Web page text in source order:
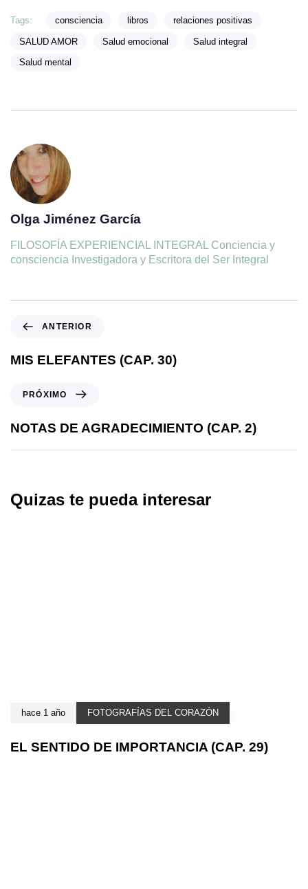
Tags: consciencia libros relaciones positivas
SALUD AMOR Salud emocional Salud integral
Salud mental
Olga Jiménez García
FILOSOFÍA EXPERIENCIAL INTEGRAL Conciencia y
consciencia Investigadora y Escritora del Ser Integral
ANTERIOR
MIS ELEFANTES (CAP. 30)
PRÓXIMO
NOTAS DE AGRADECIMIENTO (CAP. 2)
Quizas te pueda interesar
hace 1 año FOTOGRAFÍAS DEL CORAZÓN
EL SENTIDO DE IMPORTANCIA (CAP. 29)